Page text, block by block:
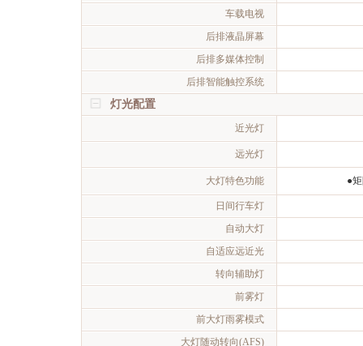
车载电视
后排液晶屏幕
后排多媒体控制
后排智能触控系统
灯光配置
近光灯
远光灯
大灯特色功能 ●
日间行车灯
自动大灯
自适应远近光
转向辅助灯
前雾灯
前大灯雨雾模式
大灯随动转向(AFS)